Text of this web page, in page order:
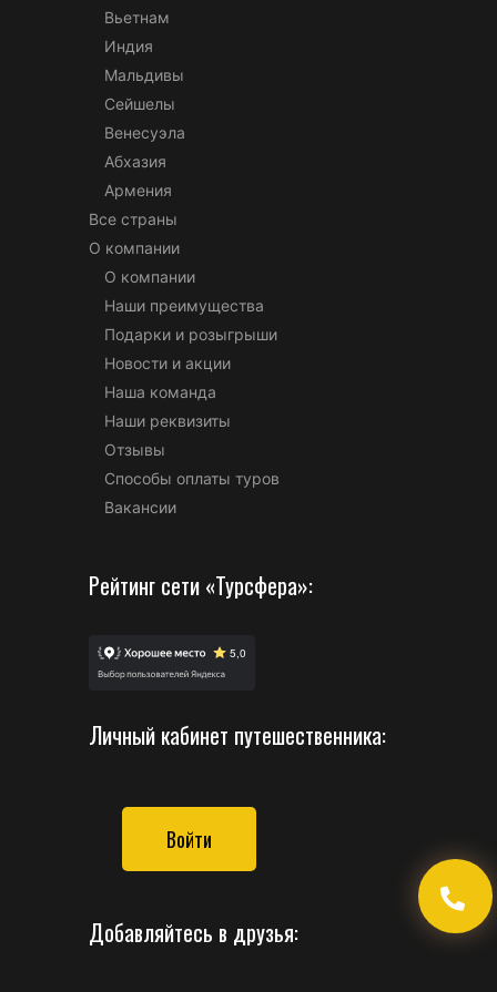
Вьетнам
Индия
Мальдивы
Сейшелы
Венесуэла
Абхазия
Армения
Все страны
О компании
О компании
Наши преимущества
Подарки и розыгрыши
Новости и акции
Наша команда
Наши реквизиты
Отзывы
Способы оплаты туров
Вакансии
Рейтинг сети «Турсфера»:
Личный кабинет путешественника:
Войти
Добавляйтесь в друзья: